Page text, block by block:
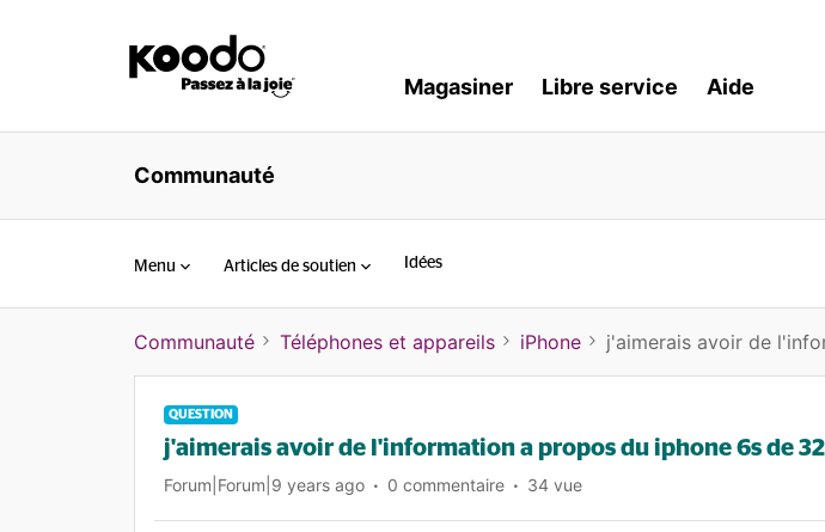
Magasiner Libre service Aide
Communauté
Menu Articles de soutien Idées
Communauté Téléphones et appareils iPhone j'aimerais avoir de
QUESTION
j'aimerais avoir de l'information a propos du iphone 6s de
Forum|Forum|9 years ago 0 commentaire 34 vue